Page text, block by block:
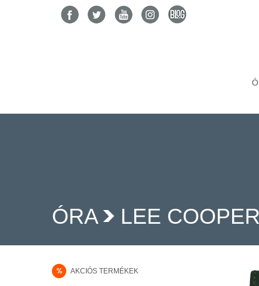
ÓRA >
LEE COOPER
% AKCIÓS TERMÉKEK